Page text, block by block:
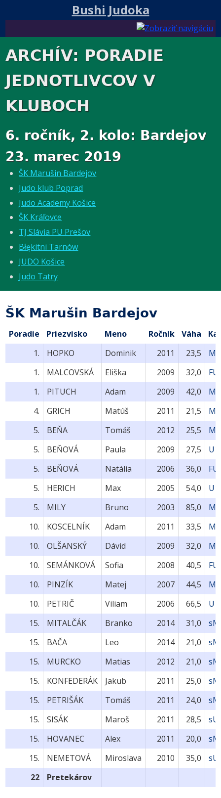
Bushi Judoka
ARCHÍV: PORADIE
JEDNOTLIVCOV V
KLUBOCH
6. ročník, 2. kolo: Bardejov
23. marec 2019
ŠK Marušin Bardejov
Judo klub Poprad
Judo Academy Košice
ŠK Kráľovce
TJ Slávia PU Prešov
Błękitni Tarnów
JUDO Košice
Judo Tatry
ŠK Marušin Bardejov
Poradie Priezvisko Meno Ročník Váha
1.
HOPKO Dominik 2011 23,5
1.
MALCOVSKÁ Eliška 2009 32,0
1.
PITUCH Adam 2009 42,0
4.
GRICH Matúš 2011 21,5
5.
BEŇA Tomáš 2012 25,5
5.
BEŇOVÁ Paula 2009 27,5
5.
BEŇOVÁ Natália 2006 36,0
5.
HERICH Max 2005 54,0
5.
MILY Bruno 2003 85,0
10.
KOSCELNÍK Adam 2011 33,5
10.
OLŠANSKÝ Dávid 2009 32,0
10.
SEMÁNKOVÁ Sofia 2008 40,5
10.
PINZÍK Matej 2007 44,5
10.
PETRIČ Viliam 2006 66,5
15.
MITALČÁK Branko 2014 31,0
15.
BAČA Leo 2014 21,0
15.
MURCKO Matias 2012 21,0
15.
KONFEDERÁK Jakub 2011 25,0
15.
PETRIŠÁK Tomáš 2011 24,0
15.
SISÁK Maroš 2011 28,5
15.
HOVANEC Alex 2011 20,0
15.
NEMETOVÁ Miroslava 2010 35,0
22
Pretekárov